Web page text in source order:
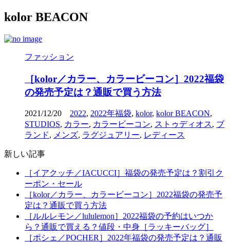
kolor BEACON
ファッション
［kolor／カラー、カラービーコン］2022福袋
の発売予定は？通販で買う方法
2021/12/20 2022, 2022年福袋, kolor, kolor BEACON,
STUDIOS, カラー, カラービーコン, ストゥディオス, ブ
ランド, メンズ, ラグジュアリー, レディース
新しい記事
［イアクッチ／IACUCCI］福袋の発売予定は？割引ク
ーポン・セール
［kolor／カラー、カラービーコン］2022福袋の発売予
定は？通販で買う方法
［ルルレモン／lululemon］2022福袋の予約はいつか
ら？通販で買える？値段・中身［ラッキーバッグ］
［ポシェ／POCHER］2022年福袋の発売予定は？通販